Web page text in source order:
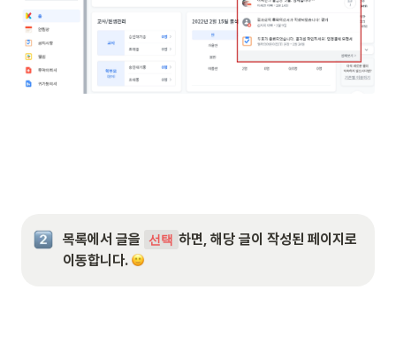
목록에서 글을 선택 하면, 해당 글이 작성된 페이지로
이동합니다.